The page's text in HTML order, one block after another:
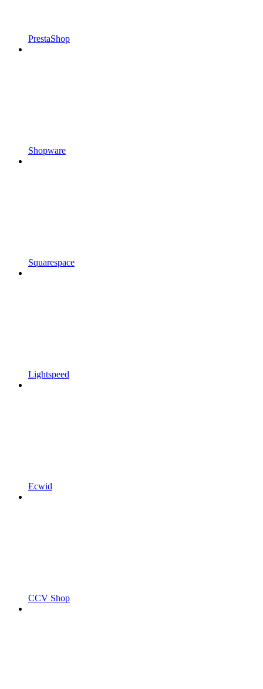
PrestaShop
Shopware
Squarespace
Lightspeed
Ecwid
CCV Shop